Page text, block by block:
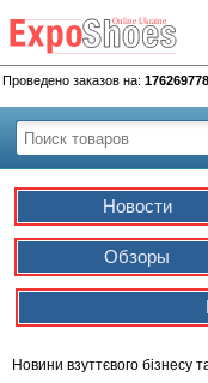
Проведено заказов на:
Новости
Обзоры
Новини взуттєвого бізнесу